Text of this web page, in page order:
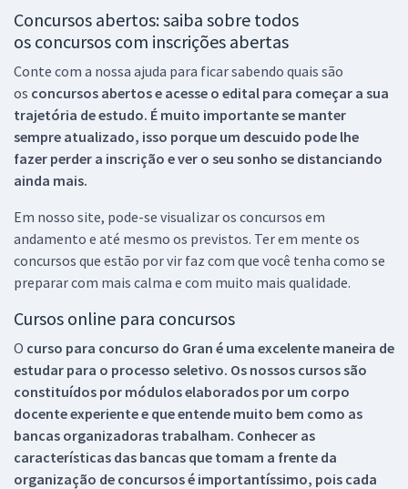
Concursos abertos: saiba sobre todos
os concursos com inscrições abertas
Conte com a nossa ajuda para ficar sabendo quais são
os concursos abertos e acesse o edital para começar a sua
trajetória de estudo. É muito importante se manter
sempre atualizado, isso porque um descuido pode lhe
fazer perder a inscrição e ver o seu sonho se distanciando
ainda mais.
Em nosso site, pode-se visualizar os concursos em
andamento e até mesmo os previstos. Ter em mente os
concursos que estão por vir faz com que você tenha como se
preparar com mais calma e com muito mais qualidade.
Cursos online para concursos
O curso para concurso do Gran é uma excelente maneira de
estudar para o processo seletivo. Os nossos cursos são
constituídos por módulos elaborados por um corpo
docente experiente e que entende muito bem como as
bancas organizadoras trabalham. Conhecer as
características das bancas que tomam a frente da
organização de concursos é importantíssimo, pois cada